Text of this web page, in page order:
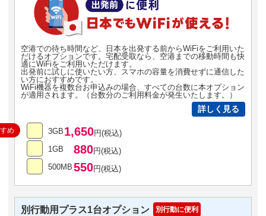
空港での待ち時間など、日本を出発する前からWiFiをご利用いた
だけるオプションです。宅配受取なら、空港までの移動時間も快
適にWiFiをご利用いただけます。
出発前に試しに使いたい方、スマホの容量を消費せずに通信した
い方におすすめです。
WiFi機器を複数台お申込みの場合、すべての台数に本オプション
が適用されます。（台数分のご利用料金が発生いたします。）
詳しく見る
3GB 1,650円(税込)
め
1GB 880円(税込)
500MB 550円(税込)
別行動用プラス1台オプション 別行動に便利